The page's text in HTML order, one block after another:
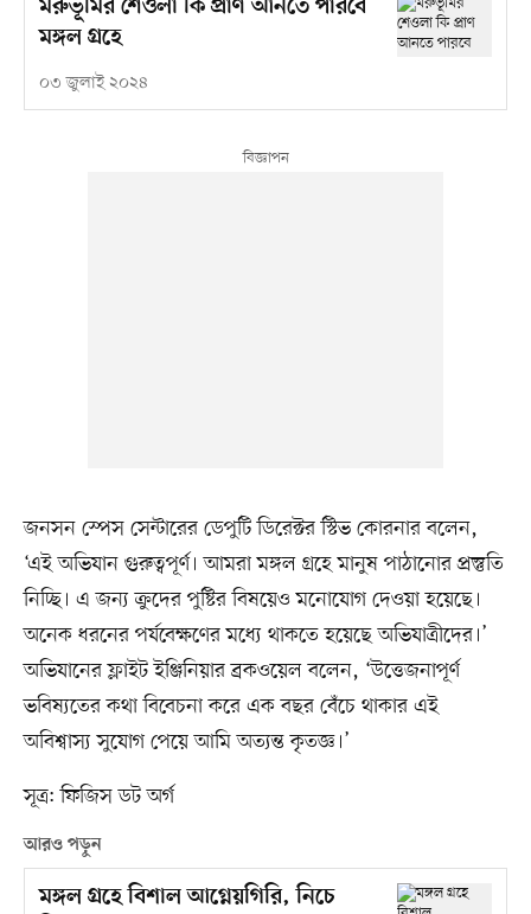
মরুভূমির শেওলা কি প্রাণ আনতে পারবে
মঙ্গল গ্রহে
০৩ জুলাই ২০২৪
জনসন স্পেস সেন্টারের ডেপুটি ডিরেক্টর স্টিভ কোরনার বলেন,
‘এই অভিযান গুরুত্বপূর্ণ। আমরা মঙ্গল গ্রহে মানুষ পাঠানোর প্রস্তুতি
নিচ্ছি। এ জন্য ক্রুদের পুষ্টির বিষয়েও মনোযোগ দেওয়া হয়েছে।
অনেক ধরনের পর্যবেক্ষণের মধ্যে থাকতে হয়েছে অভিযাত্রীদের।’
অভিযানের ফ্লাইট ইঞ্জিনিয়ার ব্রকওয়েল বলেন, ‘উত্তেজনাপূর্ণ
ভবিষ্যতের কথা বিবেচনা করে এক বছর বেঁচে থাকার এই
অবিশ্বাস্য সুযোগ পেয়ে আমি অত্যন্ত কৃতজ্ঞ।’
সূত্র: ফিজিস ডট অর্গ
আরও পড়ুন
মঙ্গল গ্রহে বিশাল আগ্নেয়গিরি, নিচে